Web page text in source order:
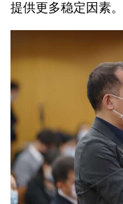
提供更多稳定因素